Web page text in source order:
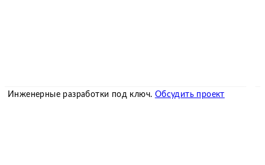
Инженерные разработки под ключ. Обсудить проект